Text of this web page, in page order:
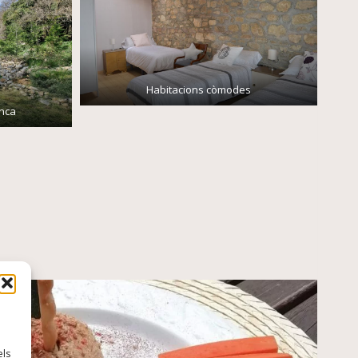
Habitacions còmodes